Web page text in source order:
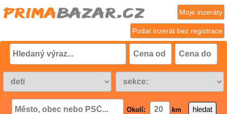
Podat inzerát bez registrace
Moje inzeráty
Okolí: km